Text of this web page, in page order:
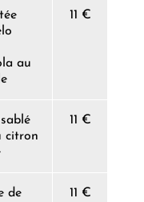
au
11 €
citron
11 €
de
11 €